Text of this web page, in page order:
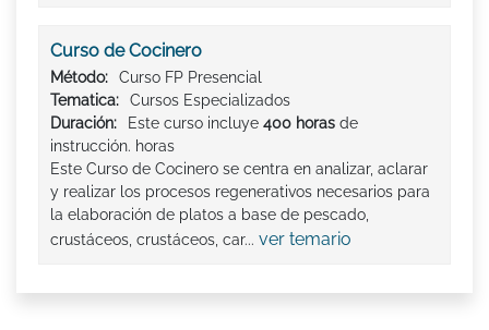
Curso de Cocinero
Método:
Curso FP Presencial
Tematica:
Cursos Especializados
Duración:
Este curso incluye 400 horas de
instrucción. horas
Este Curso de Cocinero se centra en analizar, aclarar
y realizar los procesos regenerativos necesarios para
la elaboración de platos a base de pescado,
crustáceos, crustáceos, car... ver temario